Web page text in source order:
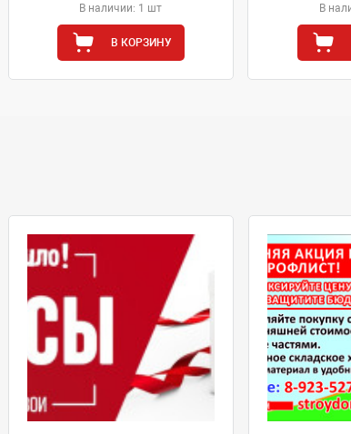
В наличии: 1 шт
В КОРЗИНУ
В